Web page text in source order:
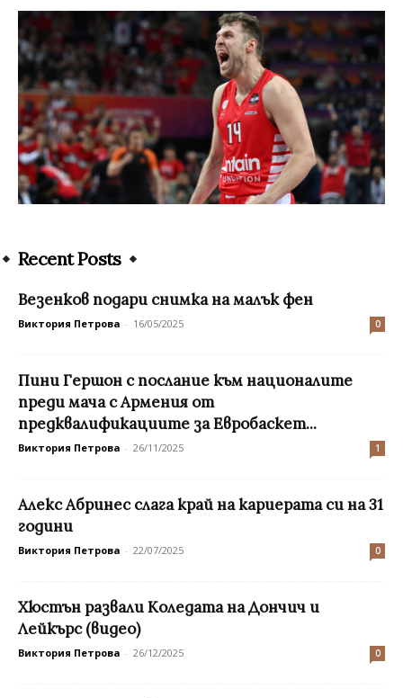
Recent Posts
Везенков подари снимка на малък фен
Виктория Петрова - 16/05/2025 0
Пини Гершон с послание към националите
преди мача с Армения от
предквалификациите за Евробаскет...
Виктория Петрова - 26/11/2025 1
Алекс Абринес слага край на кариерата си на 31
години
Виктория Петрова - 22/07/2025 0
Хюстън развали Коледата на Дончич и
Лейкърс (видео)
Виктория Петрова - 26/12/2025 0